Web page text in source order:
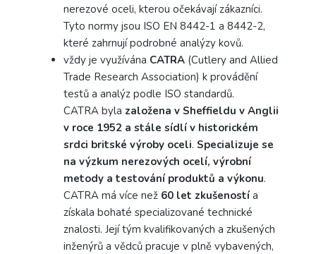
nerezové oceli, kterou očekávají zákazníci.
Tyto normy jsou ISO EN 8442-1 a 8442-2,
které zahrnují podrobné analýzy kovů.
vždy je využívána CATRA (Cutlery and Allied
Trade Research Association) k provádění
testů a analýz podle ISO standardů.
CATRA byla založena v Sheffieldu v Anglii
v roce 1952 a stále sídlí v historickém
srdci britské výroby oceli. Specializuje se
na výzkum nerezových ocelí, výrobní
metody a testování produktů a výkonu.
CATRA má více než 60 let zkušeností a
získala bohaté specializované technické
znalosti. Její tým kvalifikovaných a zkušených
inženýrů a vědců pracuje v plně vybavených,